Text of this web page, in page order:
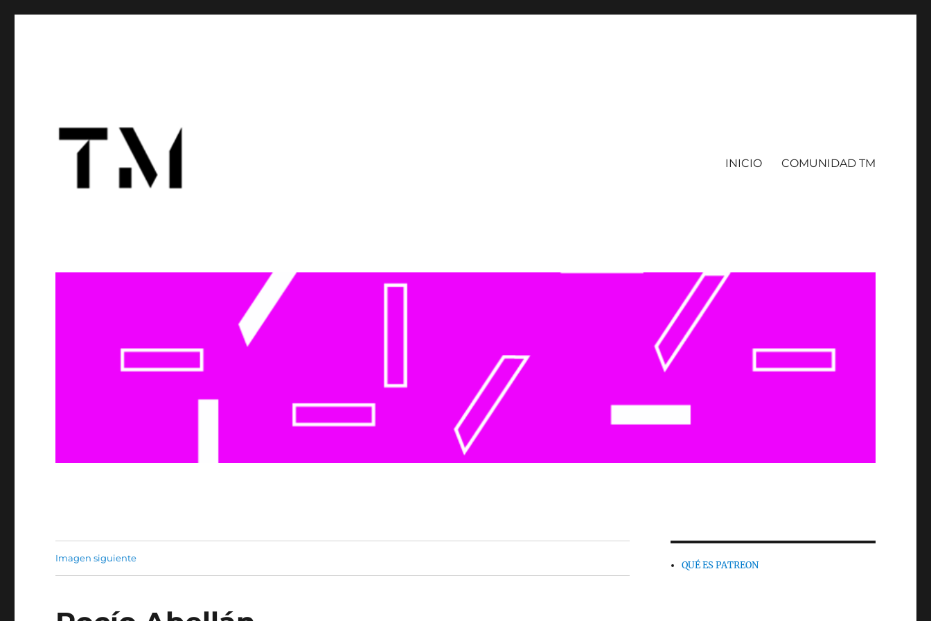
INICIO COMUNIDAD TM
Imagen siguiente
QUÉ ES PATREON